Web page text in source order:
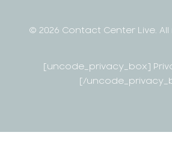
© 2026 Contact Center Live.
[uncode_privacy_box]
[/